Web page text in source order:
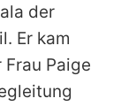
der
Er kam
Frau Paige